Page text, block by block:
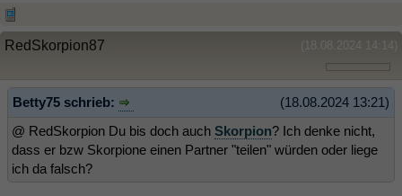
(18.08.2024 14:14)
RedSkorpion87
(18.08.2024 13:21)
Betty75 schrieb:
@ RedSkorpion Du bis doch auch Skorpion? Ich denke nicht,
dass er bzw Skorpione einen Partner "teilen" würden oder liege
ich da falsch?